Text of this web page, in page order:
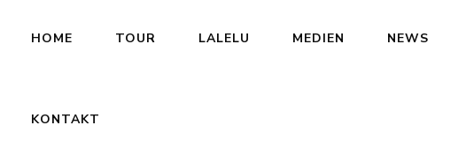
HOME TOUR LALELU MEDIEN NEWS
KONTAKT